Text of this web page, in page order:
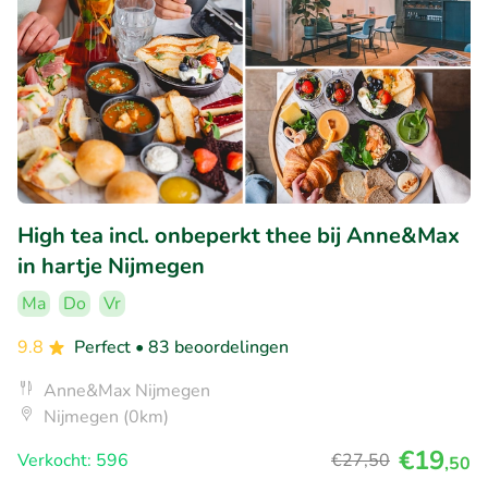
High tea incl. onbeperkt thee bij Anne&Max
in hartje Nijmegen
Ma Do
Vr
9.8
Perfect • 83 beoordelingen
Anne&Max Nijmegen
Nijmegen (0km)
Verkocht: 596
€27,50 €19,50